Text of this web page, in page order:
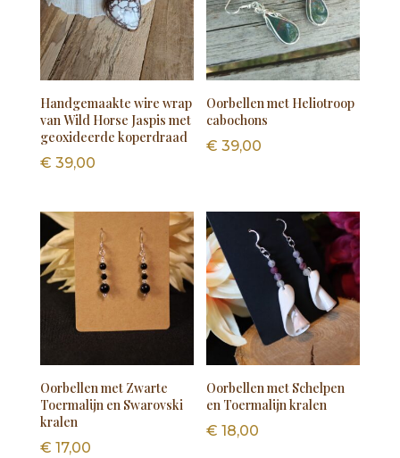
Handgemaakte wire wrap
van Wild Horse Jaspis met
geoxideerde koperdraad
€ 39,00
Oorbellen met Heliotroop
cabochons
€ 39,00
Oorbellen met Zwarte
Toermalijn en Swarovski
kralen
€ 17,00
Oorbellen met Schelpen
en Toermalijn kralen
€ 18,00